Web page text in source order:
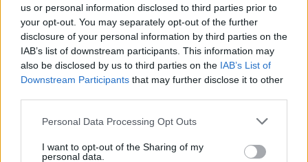
us or personal information disclosed to third parties prior to
your opt-out. You may separately opt-out of the further
disclosure of your personal information by third parties on the
IAB’s list of downstream participants. This information may
also be disclosed by us to third parties on the IAB’s List of
Downstream Participants that may further disclose it to other
Please note that this website/app uses one or more Google
not limited to your visit or usage behaviour. You may click to
Personal Data Processing Opt Outs
I want to opt-out of the Sharing of my
personal data.
Viņu skatiens “izurbjas” citiem cauri: 3
datumi, kuros dzimušos mēdz uzskatīt
par biedējošiem
vēlēšanās, skaidro advokāts
Šīm 3 zodiaka zīmēm augusts būs īsts